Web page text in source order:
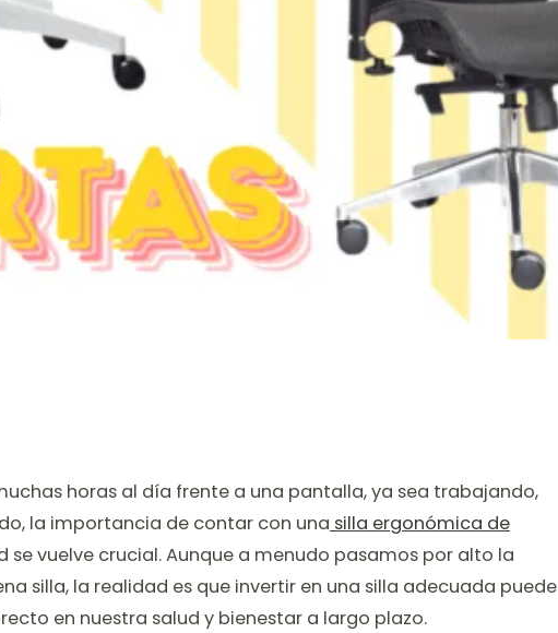
horas al día frente a una pantalla, ya sea trabajando,
la importancia de contar con una silla ergonómica de
se vuelve crucial. Aunque a menudo pasamos por alto la
silla, la realidad es que invertir en una silla adecuada puede
en nuestra salud y bienestar a largo plazo.